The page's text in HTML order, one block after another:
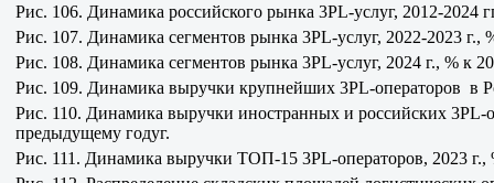
Рис. 106. Динамика российского рынка 3PL-услуг, 2012-2024
Рис. 107. Динамика сегментов рынка 3PL-услуг, 2022-2023 г.,
Рис. 108. Динамика сегментов рынка 3PL-услуг, 2024 г., % к
Рис. 109. Динамика выручки крупнейших 3PL-операторов в
Рис. 110. Динамика выручки иностранных и российских 3PL-
предыдущему годуг.
Рис. 111. Динамика выручки ТОП-15 3PL-операторов, 2023 г.,